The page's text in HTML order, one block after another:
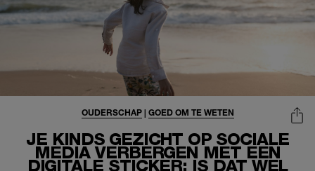
JE KINDS GEZICHT OP SOCIALE
MEDIA VERBERGEN MET EEN
DIGITALE STICKER: IS DAT WEL
OUDERSCHAP| GOED OM TE WETEN